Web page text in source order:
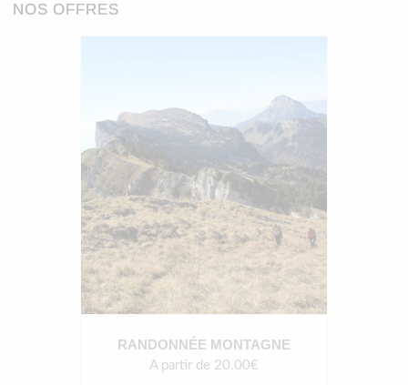
NOS OFFRES
RANDONNÉE MONTAGNE
A partir de 20.00€